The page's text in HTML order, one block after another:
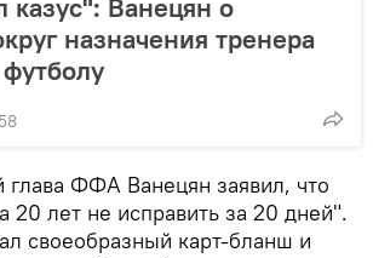
Ванецян о
назначения тренера
ФФА Ванецян заявил, что
20 лет не исправить за 20 дней".
своеобразный карт-бланш и